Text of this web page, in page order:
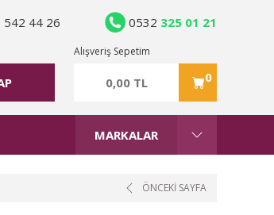
0,00 TL 0
Alışveriş Sepetim
542 44 26 0532 325 01 21
MARKALAR
ÖNCEKİ SAYFA